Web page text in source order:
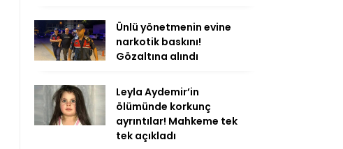
Ünlü yönetmenin evine
narkotik baskını!
Gözaltına alındı
Leyla Aydemir’in
ölümünde korkunç
ayrıntılar! Mahkeme tek
tek açıkladı